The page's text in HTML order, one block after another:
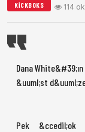
KICKBOKS 114
Dana
&uuml;st
Pek &ccedil;ok